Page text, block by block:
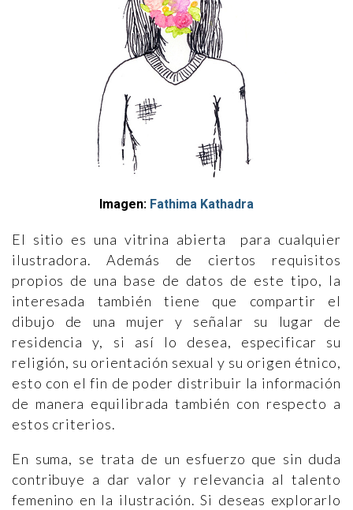
Imagen: Fathima Kathadra
El sitio es una vitrina abierta para cualquier
ilustradora. Además de ciertos requisitos
propios de una base de datos de este tipo, la
interesada también tiene que compartir el
dibujo de una mujer y señalar su lugar de
residencia y, si así lo desea, especificar su
religión, su orientación sexual y su origen étnico,
esto con el fin de poder distribuir la información
de manera equilibrada también con respecto a
estos criterios.
En suma, se trata de un esfuerzo que sin duda
contribuye a dar valor y relevancia al talento
femenino en la ilustración. Si deseas explorarlo